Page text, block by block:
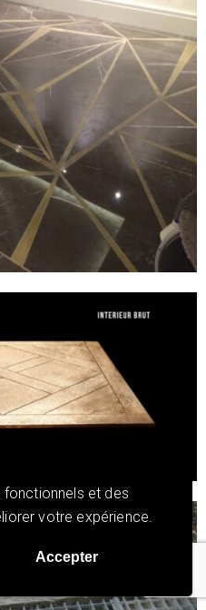
et des
votre expérience.
Accepter